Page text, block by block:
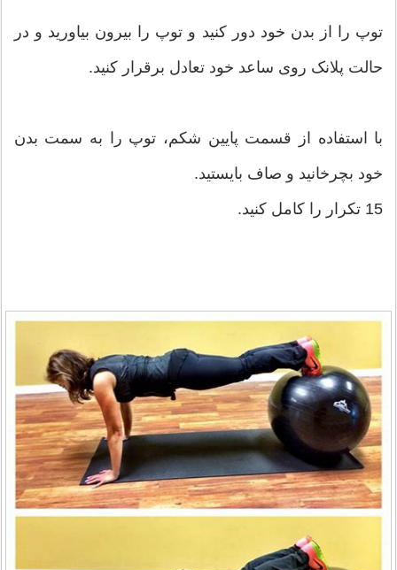
توپ را از بدن خود دور کنید و توپ را بیرون بیاورید و در
حالت پلانک روی ساعد خود تعادل برقرار کنید.
با استفاده از قسمت پایین شکم، توپ را به سمت بدن
خود بچرخانید و صاف بایستید.
15 تکرار را کامل کنید.